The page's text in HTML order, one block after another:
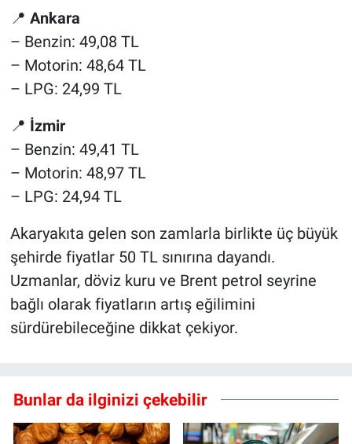
📍 Ankara
– Benzin: 49,08 TL
– Motorin: 48,64 TL
– LPG: 24,99 TL
📍 İzmir
– Benzin: 49,41 TL
– Motorin: 48,97 TL
– LPG: 24,94 TL
Akaryakıta gelen son zamlarla birlikte üç büyük
şehirde fiyatlar 50 TL sınırına dayandı.
Uzmanlar, döviz kuru ve Brent petrol seyrine
bağlı olarak fiyatların artış eğilimini
sürdürebileceğine dikkat çekiyor.
Bunlar da ilginizi çekebilir